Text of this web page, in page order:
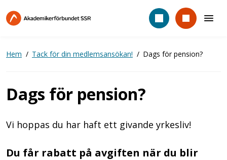
till
Hem Tack för din medlemsansökan! Dags för pension?
Dags för pension?
Vi hoppas du har haft ett givande yrkesliv!
Du får rabatt på avgiften när du blir